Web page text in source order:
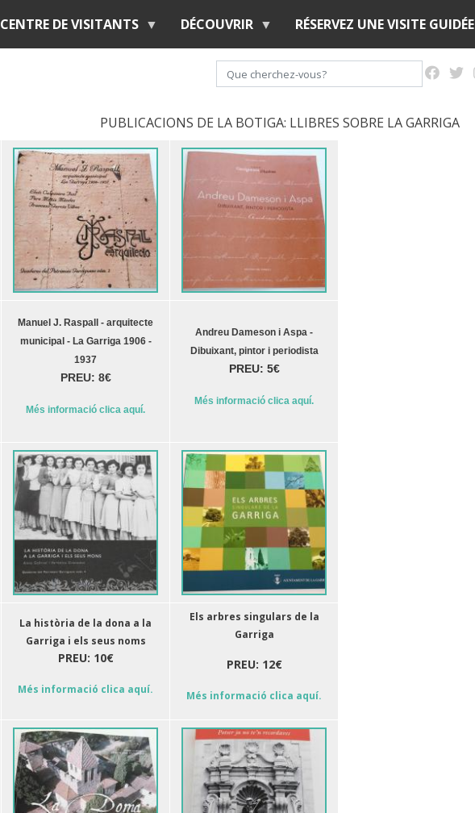
contenu
principal
CENTRE DE VISITANTS DÉCOUVRIR RÉSERVEZ UNE VISITE GUIDÉE
Rechercher
PUBLICACIONS DE LA BOTIGA: LLIBRES SOBRE LA GARRIGA
Manuel J. Raspall - arquitecte
municipal - La Garriga 1906 -
1937
PREU: 8€
Més informació clica aquí.
Andreu Dameson i Aspa -
Dibuixant, pintor i periodista
PREU: 5€
Més informació clica aquí.
La història de la dona a la
Garriga i els seus noms
PREU: 10€
Més informació clica aquí.
Els arbres singulars de la
Garriga
PREU: 12€
Més informació clica aquí.